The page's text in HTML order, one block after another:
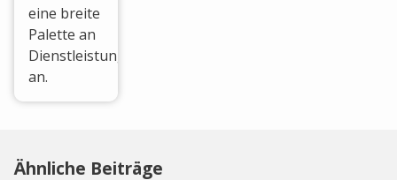
eine breite
Palette an
Dienstleistungen
an.
Ähnliche Beiträge